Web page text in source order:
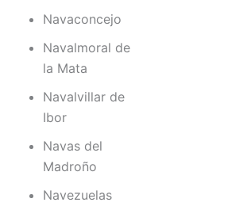
Navaconcejo
Navalmoral de
la Mata
Navalvillar de
Ibor
Navas del
Madroño
Navezuelas